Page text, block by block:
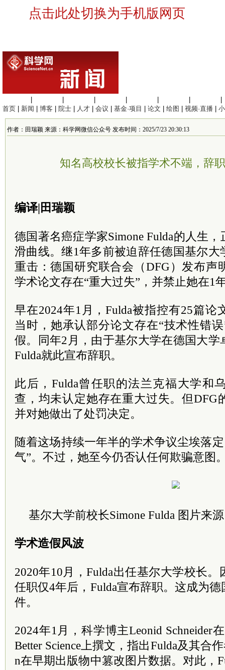
点击此处切换为手机版网页
首页
新闻 博客 院士 人才 会议 基金·项目 论文 绘图 视频·直播
作者：田瑞颖 来源：科学网微信公众号 发布时间：2025/7/23 20:30:13
知名高校校长被指学术不端，辞
编译|田瑞颖
德国著名癌症学家Simone Fulda的人生
滑曲线。继1年多前被迫辞任德国基尔
重击：德国研究联合会（DFG）发布声
学术论文存在“重大过失”，并禁止她在1
早在2024年1月，Fulda被指控有25篇论
当时，她承认部分论文存在“技术性错
假。同年2月，由于基尔大学在德国大
Fulda就此宣布辞职。
此后，Fulda曾任职的法兰克福大学和
查，均未认定她存在重大过失。但DFG
并对她做出了处罚决定。
随着这场持续一年半的学术争议尘埃落
气”。不过，她至今仍否认任何欺骗意图
基尔大学前校长Simone Fulda 图片来
学术造假风波
2020年10月，Fulda出任基尔大学校长
任职仅4年后，Fulda宣布辞职。这成为
件。
2024年1月，科学博主Leonid Schneider
Better Science上撰文，指出Fulda及其合
n在早期出版物中篡改图片数据。对此，